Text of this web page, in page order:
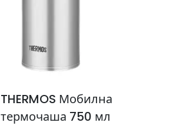
THERMOS Мобилна
термочаша 750 мл